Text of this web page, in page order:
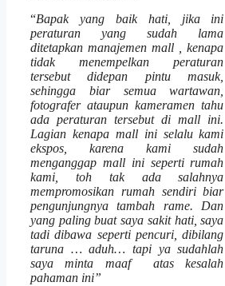
“Bapak yang baik hati, jika ini
peraturan yang sudah lama
ditetapkan manajemen mall , kenapa
tidak menempelkan peraturan
tersebut didepan pintu masuk,
sehingga biar semua wartawan,
fotografer ataupun kameramen tahu
ada peraturan tersebut di mall ini.
Lagian kenapa mall ini selalu kami
ekspos, karena kami sudah
menganggap mall ini seperti rumah
kami, toh tak ada salahnya
mempromosikan rumah sendiri biar
pengunjungnya tambah rame. Dan
yang paling buat saya sakit hati, saya
tadi dibawa seperti pencuri, dibilang
taruna … aduh… tapi ya sudahlah
saya minta maaf atas kesalah
pahaman ini”